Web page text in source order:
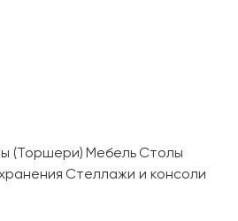
(Торшери) Мебель Столы
Стеллажи и консоли